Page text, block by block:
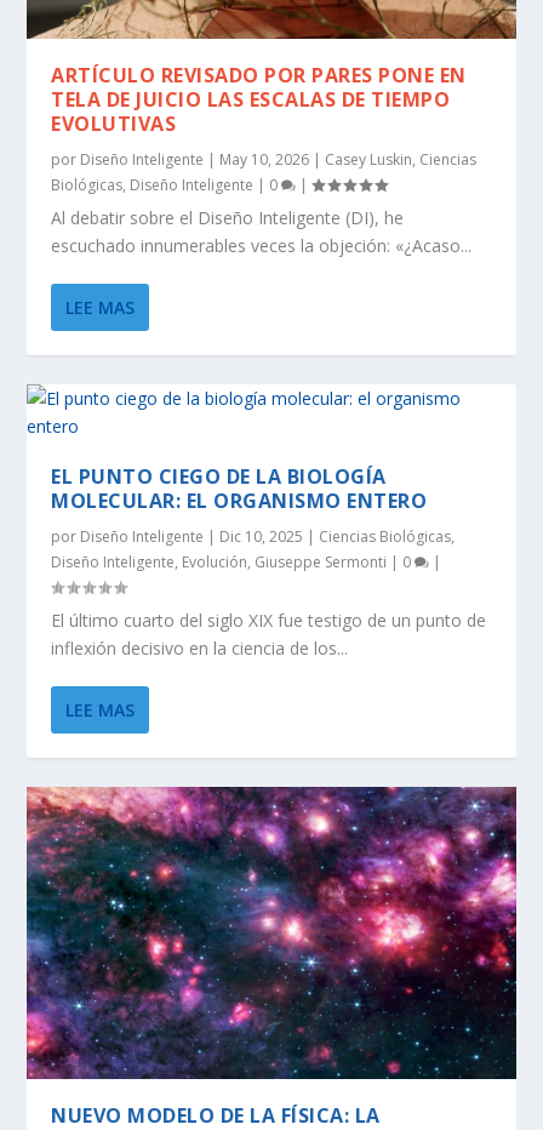
ARTÍCULO REVISADO ​​POR PARES PONE EN
TELA DE JUICIO LAS ESCALAS DE TIEMPO
EVOLUTIVAS
por Diseño Inteligente | May 10, 2026 | Casey Luskin, Ciencias
Biológicas, Diseño Inteligente | 0 |
Al debatir sobre el Diseño Inteligente (DI), he
escuchado innumerables veces la objeción: «¿Acaso...
LEE MAS
EL PUNTO CIEGO DE LA BIOLOGÍA
MOLECULAR: EL ORGANISMO ENTERO
por Diseño Inteligente | Dic 10, 2025 | Ciencias Biológicas,
Diseño Inteligente, Evolución, Giuseppe Sermonti | 0 |
El último cuarto del siglo XIX fue testigo de un punto de
inflexión decisivo en la ciencia de los...
LEE MAS
NUEVO MODELO DE LA FÍSICA: LA